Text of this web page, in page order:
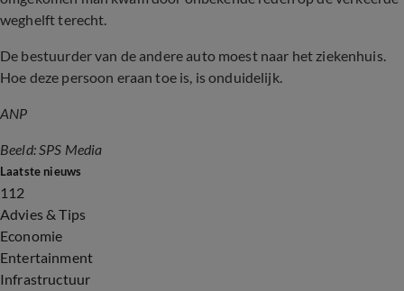
weghelft terecht.
De bestuurder van de andere auto moest naar het ziekenhuis.
Hoe deze persoon eraan toe is, is onduidelijk.
ANP
Beeld: SPS Media
Laatste nieuws
112
Advies & Tips
Economie
Entertainment
Infrastructuur